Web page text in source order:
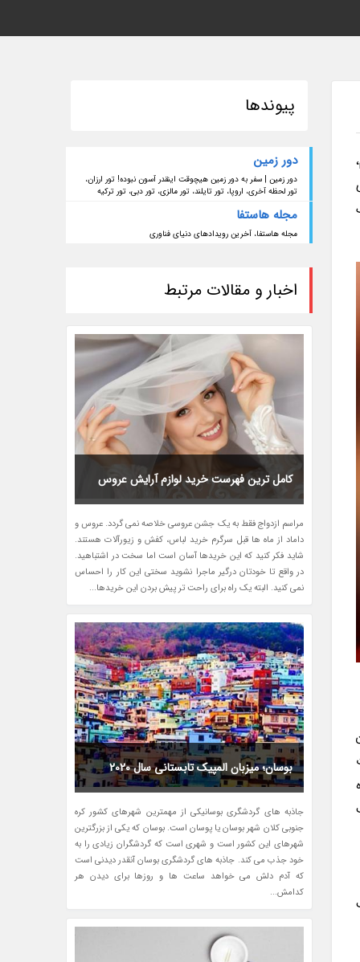
لب
پیوندها
دور زمین
دور زمین | سفر به دور زمین هیچوقت اینقدر آسون نبوده! تور ارزان،
تور لحظه آخری، اروپا، تور تایلند، تور مالزی، تور دبی، تور ترکیه
مجله هاستفا
مجله هاستفا، آخرین رویدادهای دنیای فناوری
اخبار و مقالات مرتبط
کامل ترین فهرست خرید لوازم آرایش عروس
مراسم ازدواج فقط به یک جشن عروسی خلاصه نمی گردد. عروس و
داماد از ماه ها قبل سرگرم خرید لباس، کفش و زیورآلات هستند.
شاید فکر کنید که این خریدها آسان است اما سخت در اشتباهید.
در واقع تا خودتان درگیر ماجرا نشوید سختی این کار را احساس
نمی کنید. البته یک راه برای راحت تر پیش بردن این خریدها...
بوسان؛ میزبان المپیک تابستانی سال 2020
جاذبه های گردشگری بوسانیکی از مهمترین شهرهای کشور کره
جنوبی کلان شهر بوسان یا پوسان است. بوسان که یکی از بزرگترین
شهرهای این کشور است و شهری است که گردشگران زیادی را به
خود جذب می کند. جاذبه های گردشگری بوسان آنقدر دیدنی است
که آدم دلش می خواهد ساعت ها و روزها برای دیدن هر
کدامش...